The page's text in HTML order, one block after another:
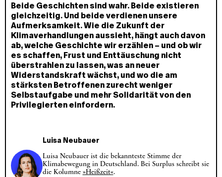
Beide Geschichten sind wahr. Beide existieren
gleichzeitig. Und beide verdienen unsere
Aufmerksamkeit. Wie die Zukunft der
Klimaverhandlungen aussieht, hängt auch davon
ab, welche Geschichte wir erzählen – und ob wir
es schaffen, Frust und Enttäuschung nicht
überstrahlen zu lassen, was an neuer
Widerstandskraft wächst, und wo die am
stärksten Betroffenen zurecht weniger
Selbstaufgabe und mehr Solidarität von den
Privilegierten einfordern.
Luisa Neubauer
Luisa Neubauer ist die bekannteste Stimme der
Klimabewegung in Deutschland. Bei Surplus schreibt sie
die Kolumne »Heißzeit«.